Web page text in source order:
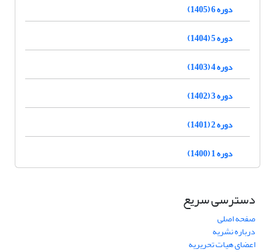
دوره 6 (1405)
دوره 5 (1404)
دوره 4 (1403)
دوره 3 (1402)
دوره 2 (1401)
دوره 1 (1400)
دسترسی سریع
صفحه اصلی
درباره نشریه
اعضای هیات تحریریه